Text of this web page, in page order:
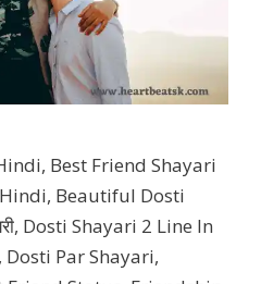
Best Friend Shayari
Beautiful Dosti
Dosti Shayari 2 Line In
Par Shayari,